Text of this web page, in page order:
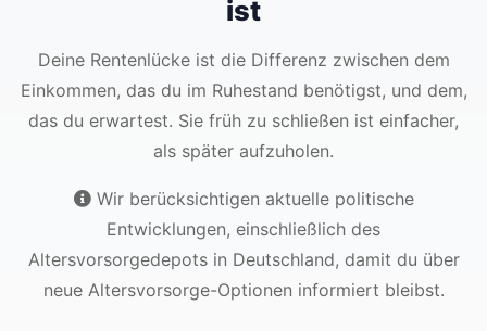
ist
Deine Rentenlücke ist die Differenz zwischen dem
Einkommen, das du im Ruhestand benötigst, und dem,
das du erwartest. Sie früh zu schließen ist einfacher,
als später aufzuholen.
Wir berücksichtigen aktuelle politische
Entwicklungen, einschließlich des
Altersvorsorgedepots in Deutschland, damit du über
neue Altersvorsorge-Optionen informiert bleibst.